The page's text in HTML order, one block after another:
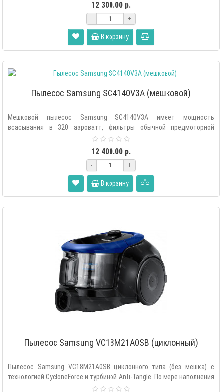
12 300.00 р.
- +
В корзину
Пылесос Samsung SC4140V3A (мешковой)
Мешковой пылесос Samsung SC4140V3A имеет мощность
всасывания в 320 аэроватт, фильтры обычной предмоторной
очистки и тонкой очистки на выд..
12 400.00 р.
- +
В корзину
Пылесос Samsung VC18M21A0SB (циклонный)
Пылесос Samsung VC18M21A0SB циклонного типа (без мешка) с
технологией CycloneForce и турбиной Anti-Tangle. По мере наполнения